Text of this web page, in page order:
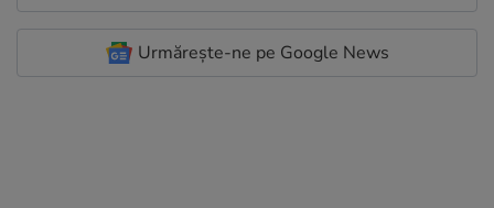
Urmărește-ne pe Google News